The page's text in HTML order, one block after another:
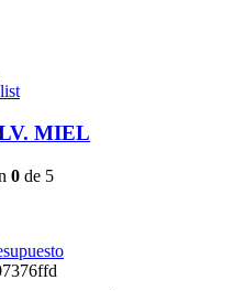
MIEL
0 de 5